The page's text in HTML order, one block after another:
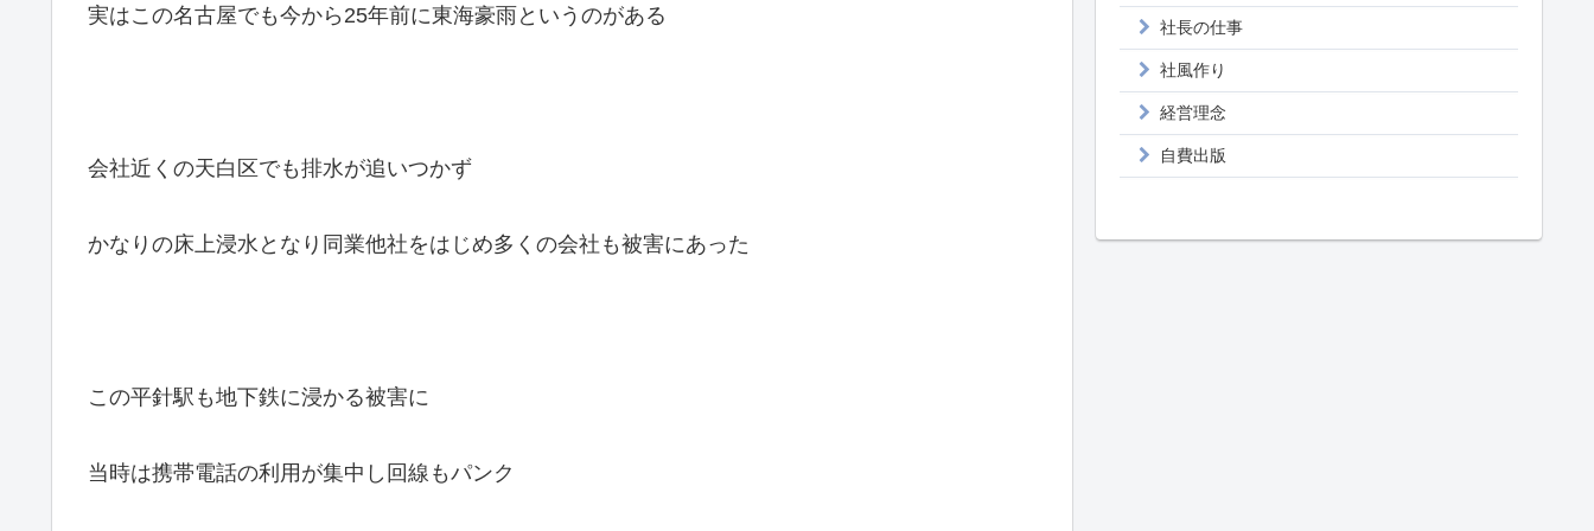
実はこの名古屋でも今から25年前に東海豪雨というのがある
会社近くの天白区でも排水が追いつかず
かなりの床上浸水となり同業他社をはじめ多くの会社も被害にあった
この平針駅も地下鉄に浸かる被害に
当時は携帯電話の利用が集中し回線もパンク
社長の仕事
社風作り
経営理念
自費出版